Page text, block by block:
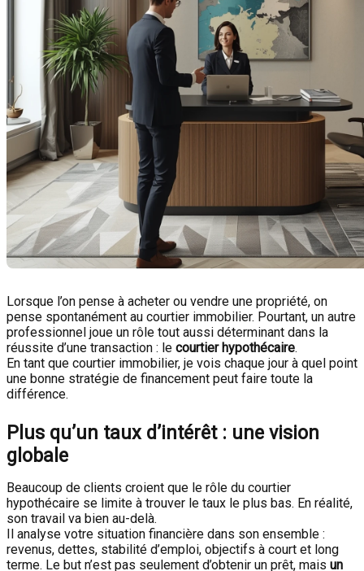
Lorsque l’on pense à acheter ou vendre une propriété, on
pense spontanément au courtier immobilier. Pourtant, un autre
professionnel joue un rôle tout aussi déterminant dans la
réussite d’une transaction : le courtier hypothécaire.
En tant que courtier immobilier, je vois chaque jour à quel point
une bonne stratégie de financement peut faire toute la
différence.
Plus qu’un taux d’intérêt : une vision
globale
Beaucoup de clients croient que le rôle du courtier
hypothécaire se limite à trouver le taux le plus bas. En réalité,
son travail va bien au-delà.
Il analyse votre situation financière dans son ensemble :
revenus, dettes, stabilité d’emploi, objectifs à court et long
terme. Le but n’est pas seulement d’obtenir un prêt, mais un